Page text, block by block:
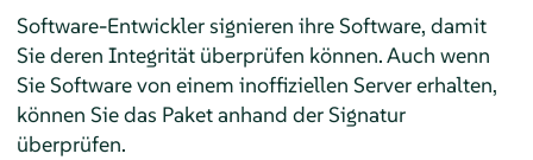
Software-Entwickler signieren ihre Software, damit
Sie deren Integrität überprüfen können. Auch wenn
Sie Software von einem inoffiziellen Server erhalten,
können Sie das Paket anhand der Signatur
überprüfen.